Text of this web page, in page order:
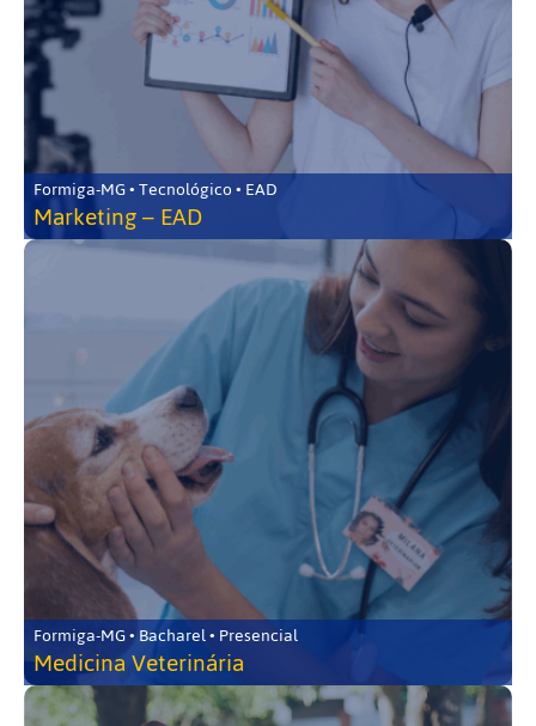
Formiga-MG • Tecnológico • EAD
Marketing – EAD
Formiga-MG • Bacharel • Presencial
Medicina Veterinária